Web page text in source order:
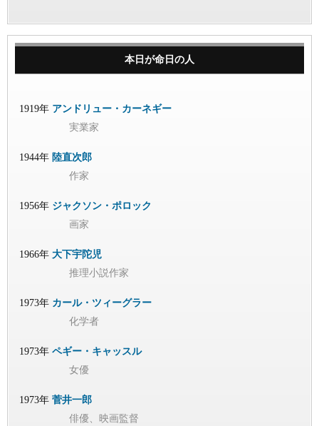
本日が命日の人
1919年 アンドリュー・カーネギー
実業家
1944年 陸直次郎
作家
1956年 ジャクソン・ポロック
画家
1966年 大下宇陀児
推理小説作家
1973年 カール・ツィーグラー
化学者
1973年 ペギー・キャッスル
女優
1973年 菅井一郎
俳優、映画監督